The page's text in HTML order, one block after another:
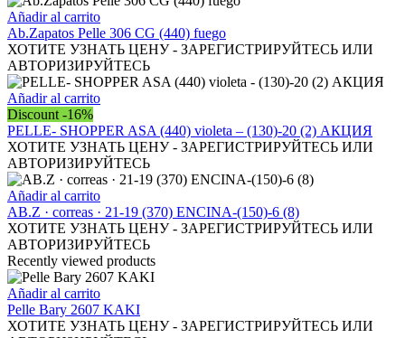
Añadir al carrito
Ab.Zapatos Pelle 306 CG (440) fuego
ХОТИТЕ УЗНАТЬ ЦЕНУ - ЗАРЕГИСТРИРУЙТЕСЬ ИЛИ
АВТОРИЗИРУЙТЕСЬ
Añadir al carrito
Discount -16%
PELLE- SHOPPER ASA (440) violeta – (130)-20 (2) АКЦИЯ
ХОТИТЕ УЗНАТЬ ЦЕНУ - ЗАРЕГИСТРИРУЙТЕСЬ ИЛИ
АВТОРИЗИРУЙТЕСЬ
Añadir al carrito
AB.Z · correas · 21-19 (370) ENCINA-(150)-6 (8)
ХОТИТЕ УЗНАТЬ ЦЕНУ - ЗАРЕГИСТРИРУЙТЕСЬ ИЛИ
АВТОРИЗИРУЙТЕСЬ
Recently viewed products
Añadir al carrito
Pelle Bary 2607 KAKI
ХОТИТЕ УЗНАТЬ ЦЕНУ - ЗАРЕГИСТРИРУЙТЕСЬ ИЛИ